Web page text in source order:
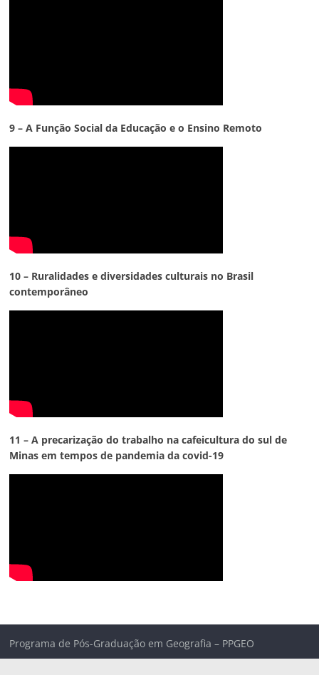
9 – A Função Social da Educação e o Ensino Remoto
10 – Ruralidades e diversidades culturais no Brasil
contemporâneo
11 – A precarização do trabalho na cafeicultura do sul de
Minas em tempos de pandemia da covid-19
Programa de Pós-Graduação em Geografia – PPGEO